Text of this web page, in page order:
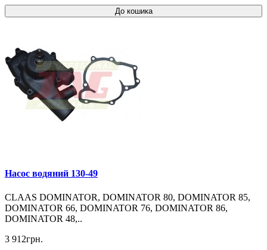
До кошика
Насос водяний 130-49
CLAAS DOMINATOR, DOMINATOR 80, DOMINATOR 85,
DOMINATOR 66, DOMINATOR 76, DOMINATOR 86,
DOMINATOR 48,..
3 912грн.